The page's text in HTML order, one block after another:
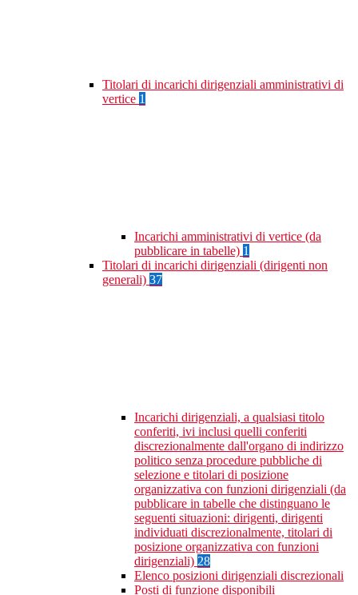
Titolari di incarichi dirigenziali amministrativi di
vertice 1
Incarichi amministrativi di vertice (da
pubblicare in tabelle) 1
Titolari di incarichi dirigenziali (dirigenti non
generali) 37
Incarichi dirigenziali, a qualsiasi titolo
conferiti, ivi inclusi quelli conferiti
discrezionalmente dall'organo di indirizzo
politico senza procedure pubbliche di
selezione e titolari di posizione
organizzativa con funzioni dirigenziali (da
pubblicare in tabelle che distinguano le
seguenti situazioni: dirigenti, dirigenti
individuati discrezionalmente, titolari di
posizione organizzativa con funzioni
dirigenziali) 28
Elenco posizioni dirigenziali discrezionali
Posti di funzione disponibili